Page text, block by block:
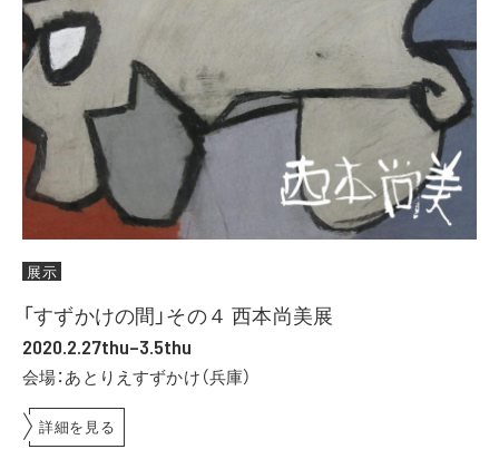
展示
「すずかけの間」その４ 西本尚美展
2020.2.27thu–3.5thu
会場：あとりえすずかけ（兵庫）
詳細を見る